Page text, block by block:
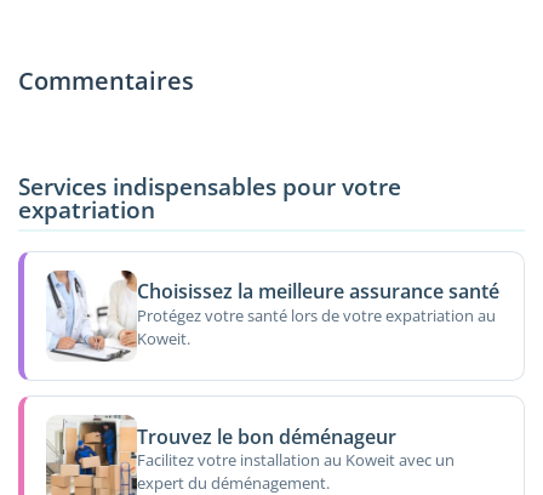
Commentaires
Services indispensables pour votre
expatriation
Choisissez la meilleure assurance santé
Protégez votre santé lors de votre expatriation au
Koweit.
Trouvez le bon déménageur
Facilitez votre installation au Koweit avec un
expert du déménagement.